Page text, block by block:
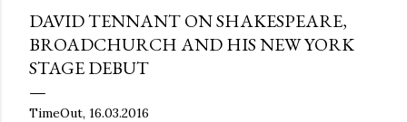
DAVID TENNANT ON SHAKESPEARE,
BROADCHURCH AND HIS NEW YORK
STAGE DEBUT
TimeOut, 16.03.2016